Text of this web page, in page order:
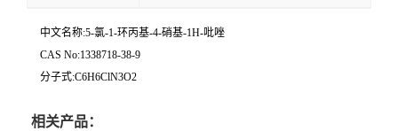
中文名称:5-氯-1-环丙基-4-硝基-1H-吡唑
CAS No:1338718-38-9
分子式:C6H6ClN3O2
相关产品：